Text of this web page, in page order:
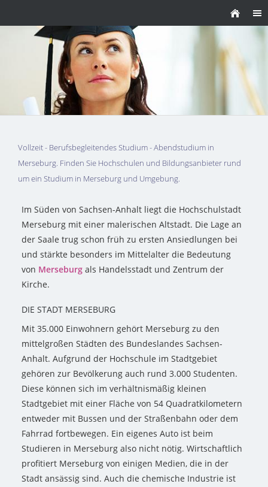
Vollzeit - Berufsbegleitendes Studium - Abendstudium in
Merseburg. Finden Sie Hochschulen und Bildungsanbieter rund
um ein Studium in Merseburg und Umgebung.
Im Süden von Sachsen-Anhalt liegt die Hochschulstadt
Merseburg mit einer malerischen Altstadt. Die Lage an
der Saale trug schon früh zu ersten Ansiedlungen bei
und stärkte besonders im Mittelalter die Bedeutung
von Merseburg als Handelsstadt und Zentrum der
Kirche.
DIE STADT MERSEBURG
Mit 35.000 Einwohnern gehört Merseburg zu den
mittelgroßen Städten des Bundeslandes Sachsen-
Anhalt. Aufgrund der Hochschule im Stadtgebiet
gehören zur Bevölkerung auch rund 3.000 Studenten.
Diese können sich im verhältnismäßig kleinen
Stadtgebiet mit einer Fläche von 54 Quadratkilometern
entweder mit Bussen und der Straßenbahn oder dem
Fahrrad fortbewegen. Ein eigenes Auto ist beim
Studieren in Merseburg also nicht nötig. Wirtschaftlich
profitiert Merseburg von einigen Medien, die in der
Stadt ansässig sind. Auch die chemische Industrie ist